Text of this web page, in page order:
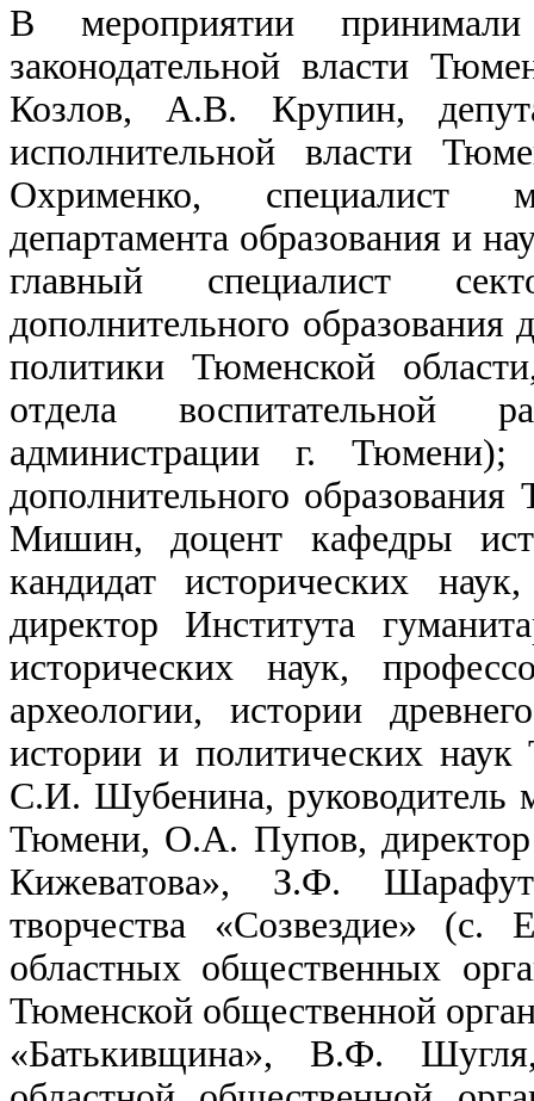
В мероприятии принимали
законодательной власти
Козлов, А.В. Крупин,
исполнительной власти
Охрименко, специалист
департамента образования и
главный специалист
дополнительного
политики Тюменской
отдела воспитательной
администрации г.
дополнительного
Мишин, доцент кафедры
кандидат исторических
директор Института
исторических наук,
археологии, истории
истории и политических
С.И. Шубенина, руководитель
Тюмени, О.А. Пупов,
Кижеватова», З.Ф.
творчества «Созвездие»
областных общественных
Тюменской общественной
«Батькивщина», В.Ф.